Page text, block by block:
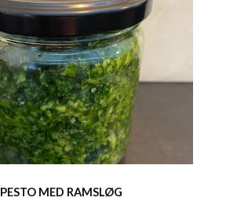
PESTO MED RAMSLØG